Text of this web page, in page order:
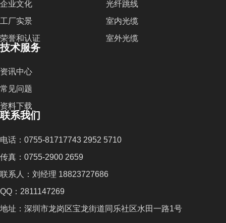
企业文化
工厂实景
荣誉和认证
光纤跳线
室内光缆
室外光缆
技术服务
资讯中心
常见问题
资料下载
联系我们
电话：0755-81717743 2952 5710
传真：0755-2900 2659
联系人：刘经理 18823727686
QQ：2811147269
地址：深圳市龙岗区宝龙街道同乐社区水田一路1号